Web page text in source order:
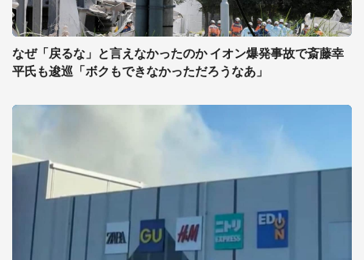
なぜ「戻るな」と言えなかったのか イオン爆発事故で斎藤幸
平氏も逡巡「ボクもできなかっただろうなあ」